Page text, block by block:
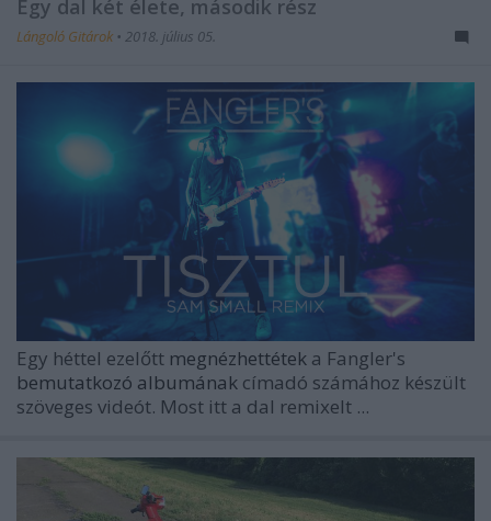
Egy dal két élete, második rész
Lángoló Gitárok • 2018. július 05.
Egy héttel ezelőtt megnézhettétek a Fangler's
bemutatkozó albumának címadó számához készült
szöveges videót. Most itt a dal remixelt ...